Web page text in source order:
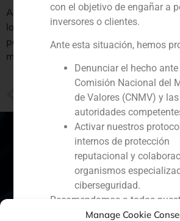
Manage Cookie
Atraer talento e inversiones y apostar
los ejes que pretende explotar la
por Gonzalo Rodés para hacer de
más atractiva
GBS Finance integra Nogal en Colombia y abre una nueva oficina en Miami
Portugal
Ecuador Perú Chile
con el objetivo de engañar a
inversores o clientes.
Ante esta situación, hemos
Denunciar el hecho ante
Comisión Nacional del
de Valores (CNMV) y las
autoridades
Activar nuestros
internos de protección
reputacional y
organismos
ciberseguridad.
Recomendamos a todos
clientes, colaboradores y al